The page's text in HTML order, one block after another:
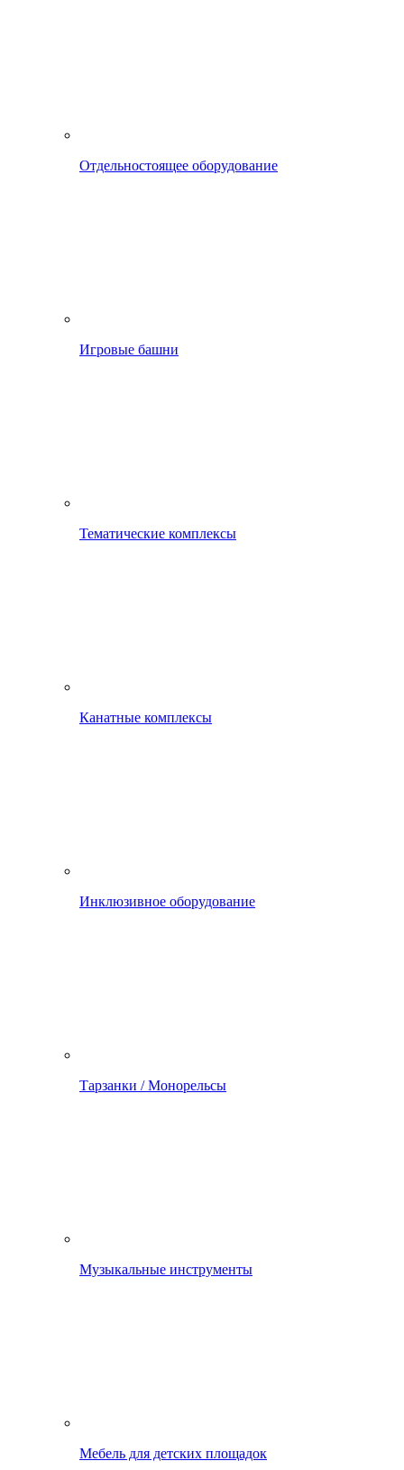
Отдельностоящее оборудование
Игровые башни
Тематические комплексы
Канатные комплексы
Инклюзивное оборудование
Тарзанки / Монорельсы
Музыкальные инструменты
Мебель для детских площадок